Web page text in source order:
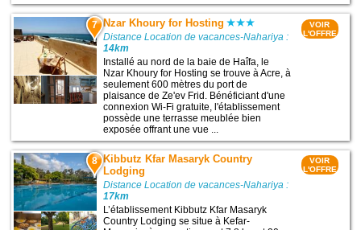
7 Nzar Khoury for Hosting
Distance Location de vacances-Nahariya :
14km
Installé au nord de la baie de Haîfa, le
Nzar Khoury for Hosting se trouve à Acre, à
seulement 600 mètres du port de
plaisance de Ze'ev Frid. Bénéficiant d'une
connexion Wi-Fi gratuite, l'établissement
possède une terrasse meublée bien
exposée offrant une vue ...
VOIR
L'OFFRE
8 Kibbutz Kfar Masaryk Country
Lodging
Distance Location de vacances-Nahariya :
17km
L’établissement Kibbutz Kfar Masaryk
Country Lodging se situe à Kefar-
VOIR
L'OFFRE